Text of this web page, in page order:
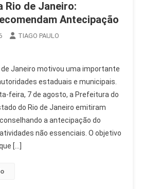
Rio de Janeiro:
Antecipação
TIAGO PAULO
de Janeiro motivou uma importante
estaduais e municipais.
feira, 7 de agosto, a Prefeitura do
do Rio de Janeiro emitiram
a antecipação do
não essenciais. O objetivo
[…]